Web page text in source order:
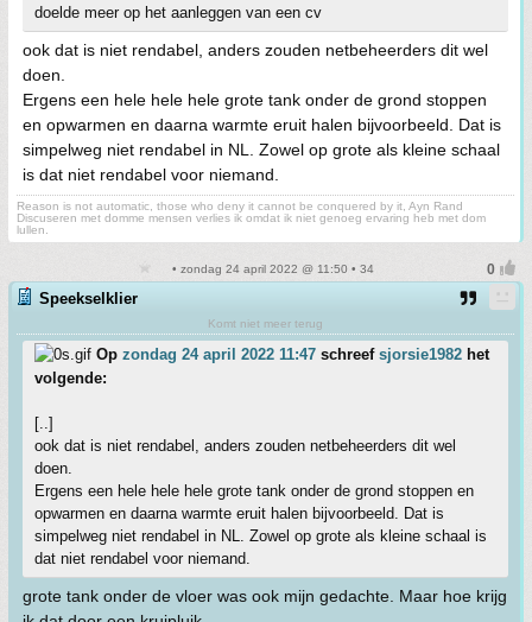
doelde meer op het aanleggen van een cv
ook dat is niet rendabel, anders zouden netbeheerders dit wel
doen.
Ergens een hele hele hele grote tank onder de grond stoppen
en opwarmen en daarna warmte eruit halen bijvoorbeeld. Dat is
simpelweg niet rendabel in NL. Zowel op grote als kleine schaal
is dat niet rendabel voor niemand.
Reason is not automatic, those who deny it cannot be conquered by it, Ayn Rand
Discuseren met domme mensen verlies ik omdat ik niet genoeg ervaring heb met dom
lullen.
• zondag 24 april 2022 @ 11:50 • 34
Speekselklier
Komt niet meer terug
Op zondag 24 april 2022 11:47 schreef sjorsie1982 het
volgende:
[..]
ook dat is niet rendabel, anders zouden netbeheerders dit wel
doen.
Ergens een hele hele hele grote tank onder de grond stoppen en
opwarmen en daarna warmte eruit halen bijvoorbeeld. Dat is
simpelweg niet rendabel in NL. Zowel op grote als kleine schaal is
dat niet rendabel voor niemand.
grote tank onder de vloer was ook mijn gedachte. Maar hoe krijg